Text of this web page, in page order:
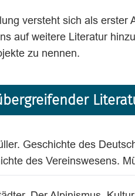
versteht sich als erster
auf weitere Literatur
zu nennen.
Geschichte des
des Vereinswesens.